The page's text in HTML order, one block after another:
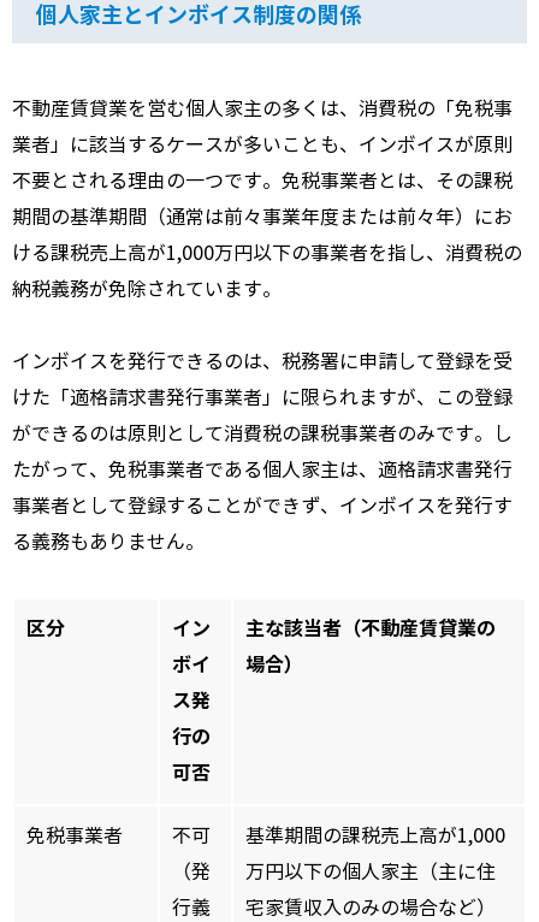
個人家主とインボイス制度の関係
不動産賃貸業を営む個人家主の多くは、消費税の「免税事
業者」に該当するケースが多いことも、インボイスが原則
不要とされる理由の一つです。免税事業者とは、その課税
期間の基準期間（通常は前々事業年度または前々年）にお
ける課税売上高が1,000万円以下の事業者を指し、消費税の
納税義務が免除されています。
インボイスを発行できるのは、税務署に申請して登録を受
けた「適格請求書発行事業者」に限られますが、この登録
ができるのは原則として消費税の課税事業者のみです。し
たがって、免税事業者である個人家主は、適格請求書発行
事業者として登録することができず、インボイスを発行す
る義務もありません。
区分
イン
ボイ
ス発
行の
可否
主な該当者（不動産賃貸業の
場合）
免税事業者
不可
（発
行義
基準期間の課税売上高が1,000
万円以下の個人家主（主に住
宅家賃収入のみの場合など）